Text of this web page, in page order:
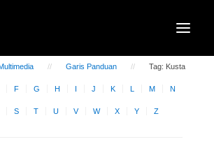
Garis Panduan Tag: Kusta
F G H I J K L M N
S T U V W X Y Z